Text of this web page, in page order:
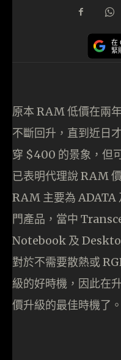
在
緊
原本 RAM 低價在兩
不斷回升，直到近日
穿 $400 的景象，但
已表明代理說 RAM
RAM 主要為 ADATA
門產品，當中
Notebook 及
對於不需要散熱或
級的好時機，因此在
價升級的最佳時機了。